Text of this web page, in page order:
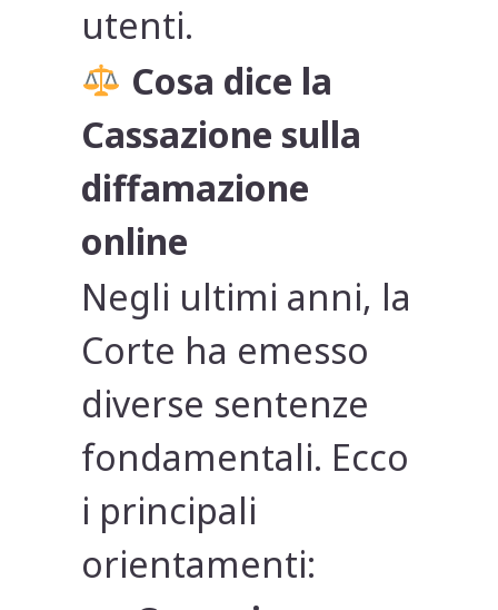
utenti.
Cosa dice la
Cassazione sulla
diffamazione
online
Negli ultimi anni, la
Corte ha emesso
diverse sentenze
fondamentali. Ecco
i principali
orientamenti: